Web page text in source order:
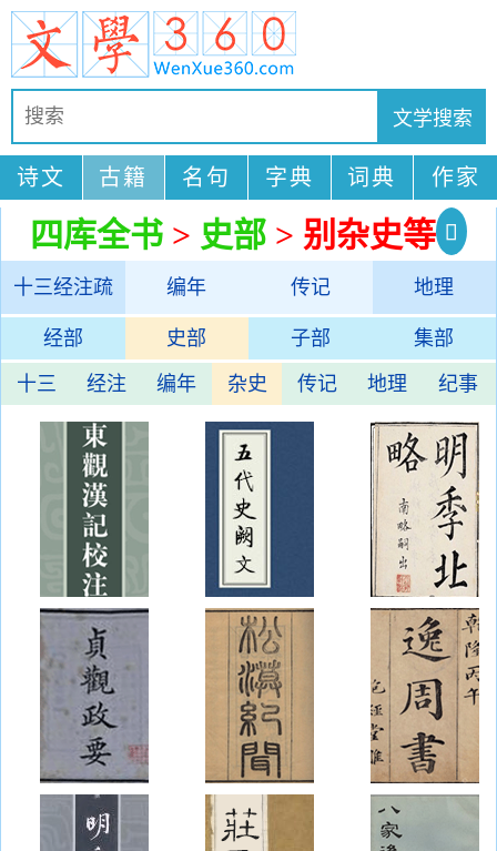
诗文 古籍 名句 字典 词典 作家
四库全书 > 史部 > 别杂史等
十三经注疏 编年 传记 地理
经部 史部 子部 集部
十三 经注 编年 杂史 传记 地理 纪事